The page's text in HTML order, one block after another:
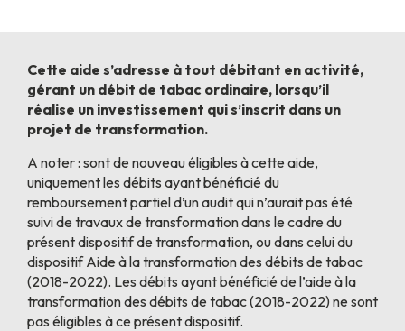
Cette aide s’adresse à tout débitant en activité,
gérant un débit de tabac ordinaire, lorsqu’il
réalise un investissement qui s’inscrit dans un
projet de transformation.
A noter : sont de nouveau éligibles à cette aide,
uniquement les débits ayant bénéficié du
remboursement partiel d’un audit qui n’aurait pas été
suivi de travaux de transformation dans le cadre du
présent dispositif de transformation, ou dans celui du
dispositif Aide à la transformation des débits de tabac
(2018-2022). Les débits ayant bénéficié de l’aide à la
transformation des débits de tabac (2018-2022) ne sont
pas éligibles à ce présent dispositif.